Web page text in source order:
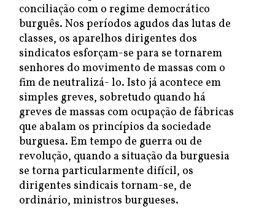
conciliação com o regime democrático
burguês. Nos períodos agudos das lutas de
classes, os aparelhos dirigentes dos
sindicatos esforçam-se para se tornarem
senhores do movimento de massas com o
fim de neutralizá- lo. Isto já acontece em
simples greves, sobretudo quando há
greves de massas com ocupação de fábricas
que abalam os princípios da sociedade
burguesa. Em tempo de guerra ou de
revolução, quando a situação da burguesia
se torna particularmente difícil, os
dirigentes sindicais tornam-se, de
ordinário, ministros burgueses.